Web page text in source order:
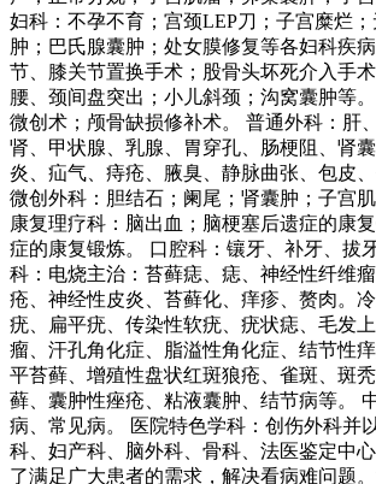
妇科：不孕不育；宫颈LEP刀；子宫糜烂
肿；巴氏腺囊肿；处女膜修复等各妇科疾
节、膝关节置换手术；股骨头坏死介入手
腰、颈间盘突出；小儿斜颈；沟窝囊肿等
微创术；颅骨缺损修补术。 普通外科：肝
肾、甲状腺、乳腺、胃穿孔、肠梗阻、肾
炎、疝气、痔疮、腋臭、静脉曲张、包皮
微创外科：胆结石；阑尾；肾囊肿；子宫肌
康复理疗科：脑出血；脑梗塞后遗症的康
症的康复锻炼。 口腔科：镶牙、补牙、拔
科：电烧主治：苔藓痣、痣、神经性纤维
疮、神经性皮炎、苔藓化、痒疹、赘肉。
疣、扁平疣、传染性软疣、疣状痣、毛发
瘤、汗孔角化症、脂溢性角化症、结节性
平苔藓、增殖性盘状红斑狼疮、雀斑、斑
藓、囊肿性痤疮、粘液囊肿、结节病等。
病、常见病。 医院特色学科：创伤外科并
科、妇产科、脑外科、骨科、法医鉴定中
了满足广大患者的需求，解决看病难问题